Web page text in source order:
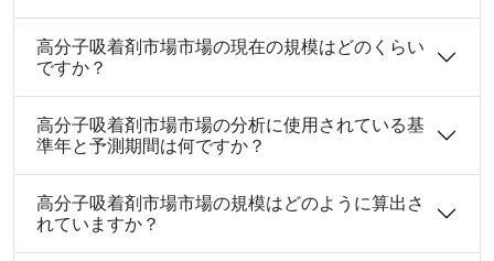
高分子吸着剤市場市場の現在の規模はどのくらい
ですか？
高分子吸着剤市場市場の分析に使用されている基
準年と予測期間は何ですか？
高分子吸着剤市場市場の規模はどのように算出さ
れていますか？